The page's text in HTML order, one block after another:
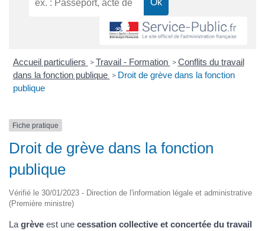
Accueil particuliers > Travail - Formation > Conflits du travail
dans la fonction publique > Droit de grève dans la fonction
publique
Fiche pratique
Droit de grève dans la fonction
publique
Vérifié le 30/01/2023 - Direction de l'information légale et administrative
(Première ministre)
La grève est une cessation collective et concertée du travail